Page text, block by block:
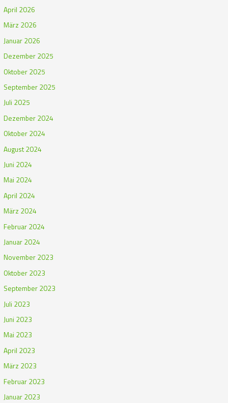
April 2026
März 2026
Januar 2026
Dezember 2025
Oktober 2025
September 2025
Juli 2025
Dezember 2024
Oktober 2024
August 2024
Juni 2024
Mai 2024
April 2024
März 2024
Februar 2024
Januar 2024
November 2023
Oktober 2023
September 2023
Juli 2023
Juni 2023
Mai 2023
April 2023
März 2023
Februar 2023
Januar 2023